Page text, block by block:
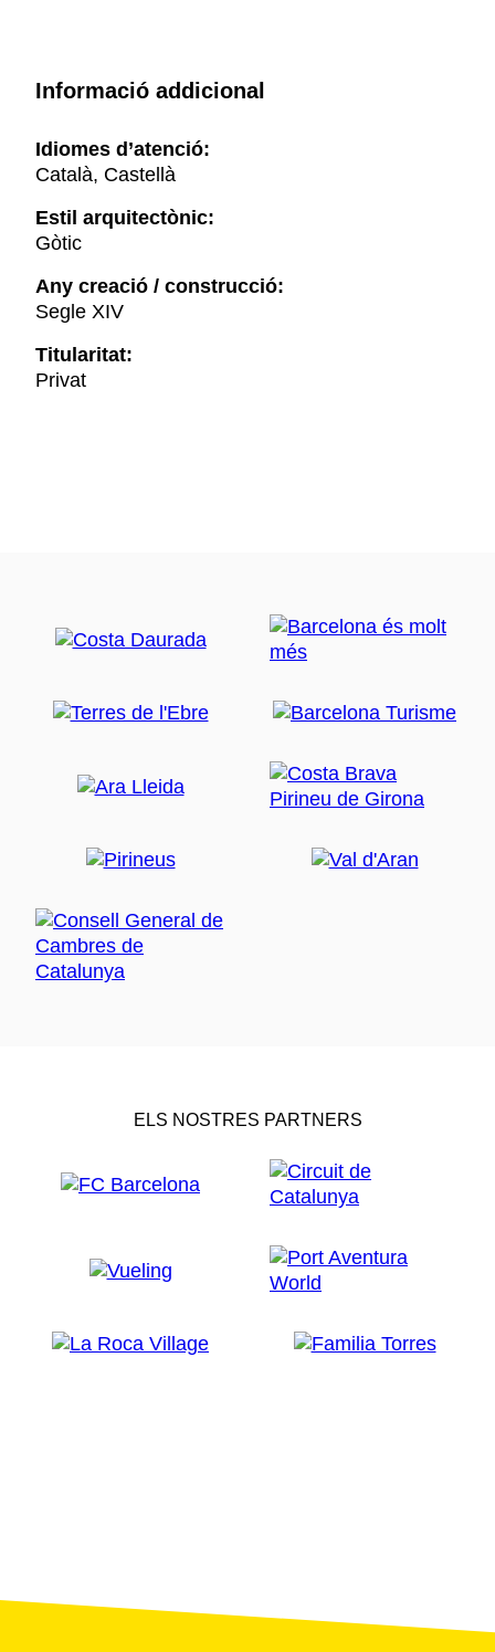
Informació addicional
Idiomes d’atenció:
Català, Castellà
Estil arquitectònic:
Gòtic
Any creació / construcció:
Segle XIV
Titularitat:
Privat
ELS NOSTRES PARTNERS